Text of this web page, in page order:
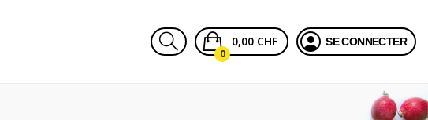
0,00 CHF
0
SE CONNECTER